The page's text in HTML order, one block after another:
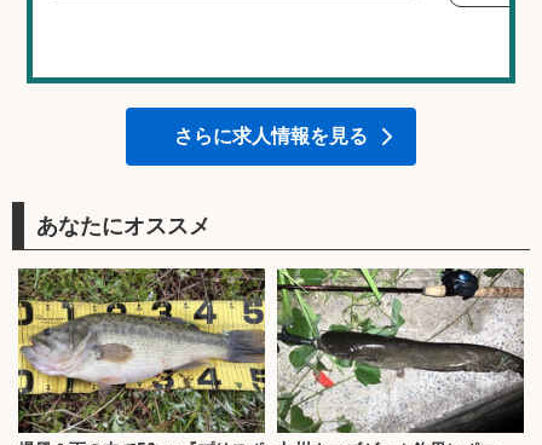
さらに求人情報を見る
あなたにオススメ